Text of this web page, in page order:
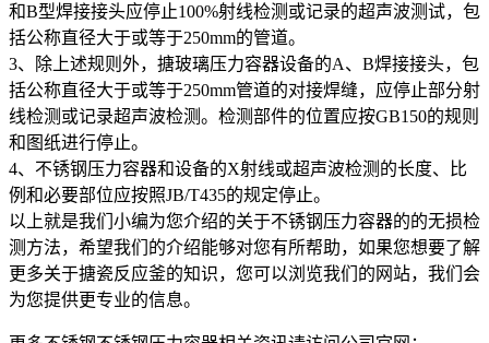
和B型焊接接头应停止100%射线检测或记录的超声波测试，包
括公称直径大于或等于250mm的管道。
3、除上述规则外，搪玻璃压力容器设备的A、B焊接接头，包
括公称直径大于或等于250mm管道的对接焊缝，应停止部分射
线检测或记录超声波检测。检测部件的位置应按GB150的规则
和图纸进行停止。
4、不锈钢压力容器和设备的X射线或超声波检测的长度、比
例和必要部位应按照JB/T435的规定停止。
以上就是我们小编为您介绍的关于不锈钢压力容器的的无损检
测方法，希望我们的介绍能够对您有所帮助，如果您想要了解
更多关于搪瓷反应釜的知识，您可以浏览我们的网站，我们会
为您提供更专业的信息。